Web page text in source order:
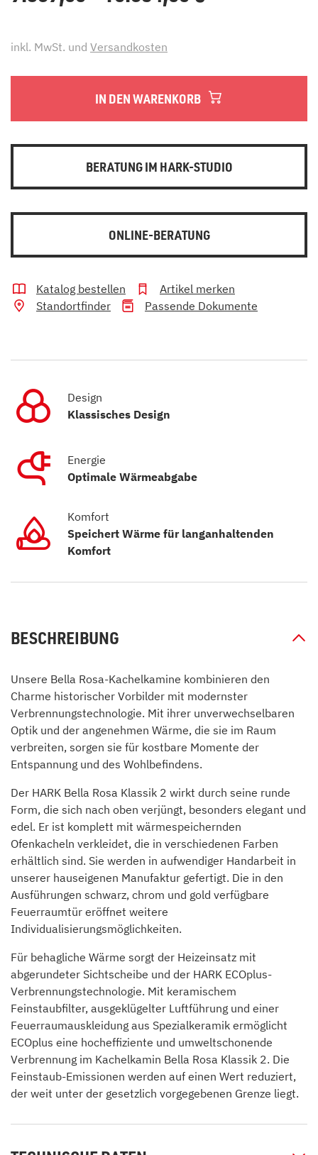
inkl. MwSt. und Versandkosten
IN DEN WARENKORB
BERATUNG IM HARK-STUDIO
ONLINE-BERATUNG
Katalog bestellen
Artikel merken
Standortfinder
Passende Dokumente
Design
Klassisches Design
Energie
Optimale Wärmeabgabe
Komfort
Speichert Wärme für langanhaltenden
Komfort
BESCHREIBUNG
Unsere Bella Rosa-Kachelkamine kombinieren den
Charme historischer Vorbilder mit modernster
Verbrennungstechnologie. Mit ihrer unverwechselbaren
Optik und der angenehmen Wärme, die sie im Raum
verbreiten, sorgen sie für kostbare Momente der
Entspannung und des Wohlbefindens.
Der HARK Bella Rosa Klassik 2 wirkt durch seine runde
Form, die sich nach oben verjüngt, besonders elegant und
edel. Er ist komplett mit wärmespeichernden
Ofenkacheln verkleidet, die in verschiedenen Farben
erhältlich sind. Sie werden in aufwendiger Handarbeit in
unserer hauseigenen Manufaktur gefertigt. Die in den
Ausführungen schwarz, chrom und gold verfügbare
Feuerraumtür eröffnet weitere
Individualisierungsmöglichkeiten.
Für behagliche Wärme sorgt der Heizeinsatz mit
abgerundeter Sichtscheibe und der HARK ECOplus-
Verbrennungstechnologie. Mit keramischem
Feinstaubfilter, ausgeklügelter Luftführung und einer
Feuerraumauskleidung aus Spezialkeramik ermöglicht
ECOplus eine hocheffiziente und umweltschonende
Verbrennung im Kachelkamin Bella Rosa Klassik 2. Die
Feinstaub-Emissionen werden auf einen Wert reduziert,
der weit unter der gesetzlich vorgegebenen Grenze liegt.